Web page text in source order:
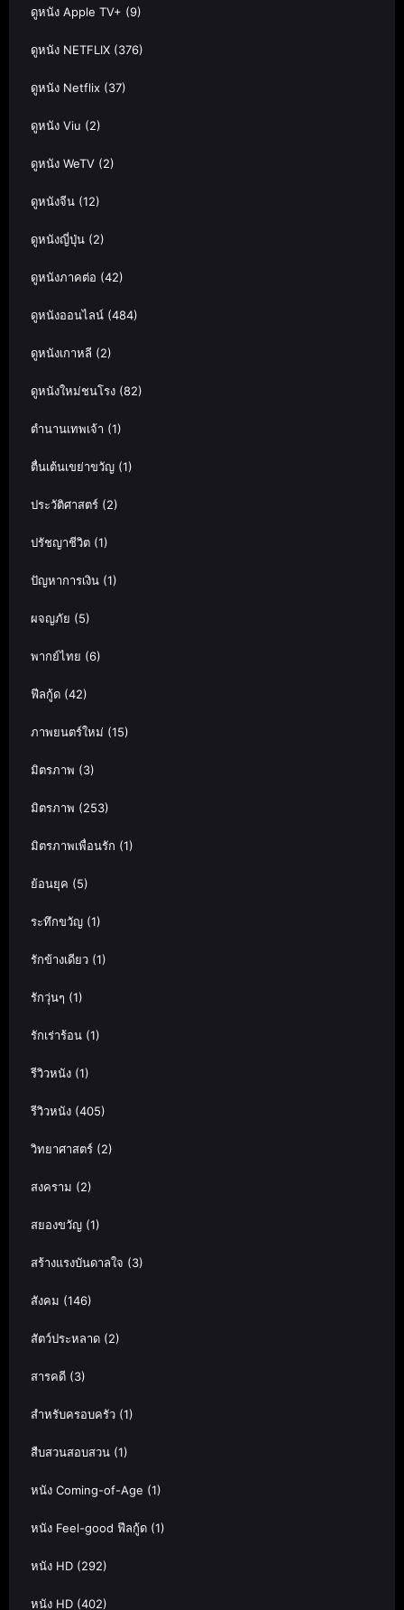
ดูหนัง Apple TV+ (9)
ดูหนัง NETFLIX (376)
ดูหนัง Netflix (37)
ดูหนัง Viu (2)
ดูหนัง WeTV (2)
ดูหนังจีน (12)
ดูหนังญี่ปุ่น (2)
ดูหนังภาคต่อ (42)
ดูหนังออนไลน์ (484)
ดูหนังเกาหลี (2)
ดูหนังใหม่ชนโรง (82)
ตำนานเทพเจ้า (1)
ตื่นเต้นเขย่าขวัญ (1)
ประวัติศาสตร์ (2)
ปรัชญาชีวิต (1)
ปัญหาการเงิน (1)
ผจญภัย (5)
พากย์ไทย (6)
ฟีลกู้ด (42)
ภาพยนตร์ใหม่ (15)
มิตรภาพ (3)
มิตรภาพ (253)
มิตรภาพเพื่อนรัก (1)
ย้อนยุค (5)
ระทึกขวัญ (1)
รักข้างเดียว (1)
รักวุ่นๆ (1)
รักเร่าร้อน (1)
รีวิวหนัง (1)
รีวิวหนัง (405)
วิทยาศาสตร์ (2)
สงคราม (2)
สยองขวัญ (1)
สร้างแรงบันดาลใจ (3)
สังคม (146)
สัตว์ประหลาด (2)
สารคดี (3)
สำหรับครอบครัว (1)
สืบสวนสอบสวน (1)
หนัง Coming-of-Age (1)
หนัง Feel-good ฟีลกู้ด (1)
หนัง HD (292)
หนัง HD (402)